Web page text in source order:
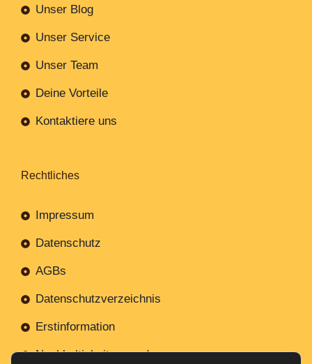
Unser Blog
Unser Service
Unser Team
Deine Vorteile
Kontaktiere uns
Rechtliches
Impressum
Datenschutz
AGBs
Datenschutzverzeichnis
Erstinformation
Nachhaltigkeitsverordnung